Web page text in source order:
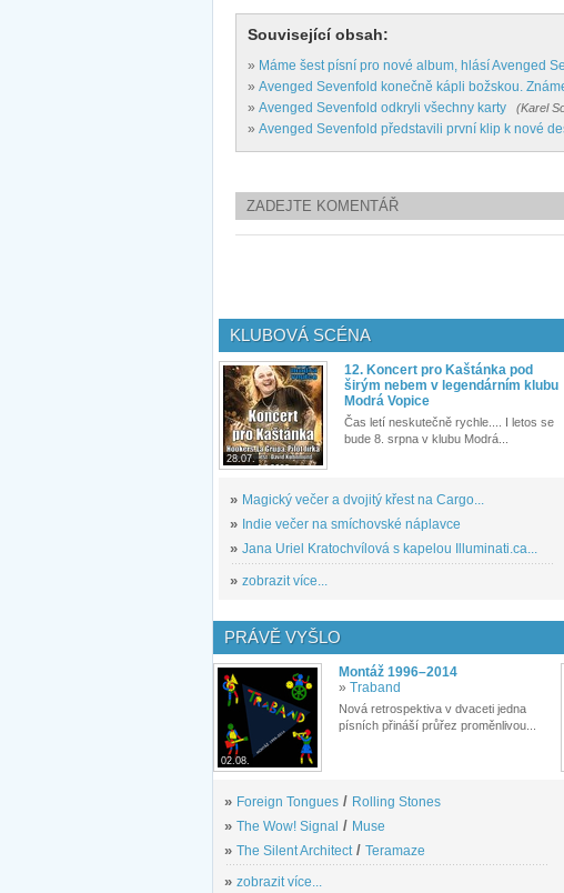
Související obsah:
» Máme šest písní pro nové album, hlásí Avenged
» Avenged Sevenfold konečně kápli božskou.
» Avenged Sevenfold odkryli všechny karty (Karel
» Avenged Sevenfold představili první klip k nové
ZADEJTE KOMENTÁŘ
KLUBOVÁ SCÉNA
28.07.
12. Koncert pro Kaštánka pod
širým nebem v legendárním klubu
Modrá Vopice
Čas letí neskutečně rychle.... I letos se
bude 8. srpna v klubu Modrá...
» Magický večer a dvojitý křest na Cargo...
» Indie večer na smíchovské náplavce
» Jana Uriel Kratochvílová s kapelou Illuminati.ca...
» zobrazit více...
PRÁVĚ VYŠLO
02.08.
Montáž 1996–2014
» Traband
Nová retrospektiva v dvaceti jedna
písních přináší průřez proměnlivou...
» Foreign Tongues / Rolling Stones
» The Wow! Signal / Muse
» The Silent Architect / Teramaze
» zobrazit více...